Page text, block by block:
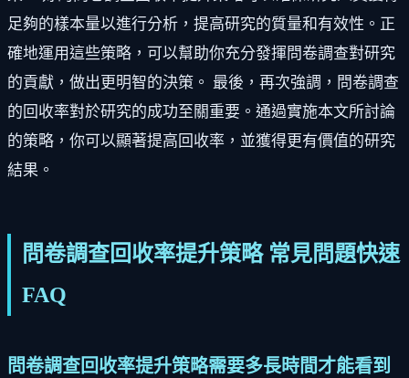
足夠的樣本量以進行分析，提高研究的質量和有效性。正
確地運用這些策略，可以幫助你充分發揮問卷調查對研究
的貢獻，做出更明智的決策。 最後，再次強調，問卷調查
的回收率對於研究的成功至關重要。通過實施本文所討論
的策略，你可以顯著提高回收率，並獲得更有價值的研究
結果。
問卷調查回收率提升策略 常見問題快速
FAQ
問卷調查回收率提升策略需要多長時間才能看到